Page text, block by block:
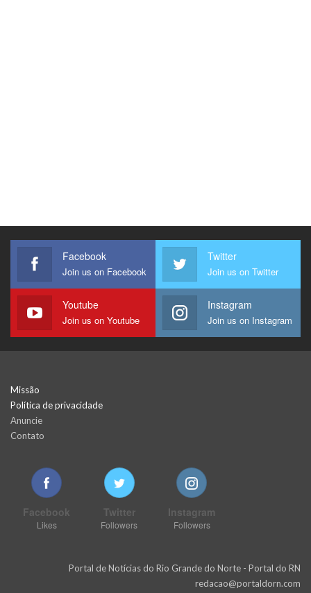
Facebook
Join us on Facebook
Twitter
Join us on Twitter
Youtube
Join us on Youtube
Instagram
Join us on Instagram
Missão
Política de privacidade
Anuncie
Contato
Facebook
Likes
Twitter
Followers
Instagram
Followers
Portal de Notícias do Rio Grande do Norte - Portal do RN
redacao@portaldorn.com